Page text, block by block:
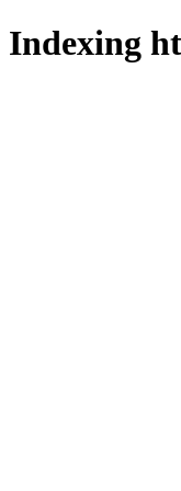
Indexing